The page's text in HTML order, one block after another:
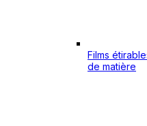
Films
de matière